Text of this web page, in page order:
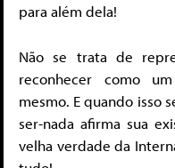
para além dela!
Não se trata de
reconhecer como
mesmo. E quando isso
ser-nada afirma sua
velha verdade da